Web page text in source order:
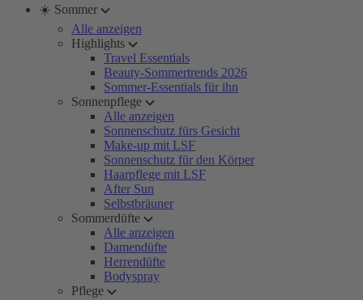
☀️ Sommer
Alle anzeigen
Highlights
Travel Essentials
Beauty-Sommertrends 2026
Sommer-Essentials für ihn
Sonnenpflege
Alle anzeigen
Sonnenschutz fürs Gesicht
Make-up mit LSF
Sonnenschutz für den Körper
Haarpflege mit LSF
After Sun
Selbstbräuner
Sommerdüfte
Alle anzeigen
Damendüfte
Herrendüfte
Bodyspray
Pflege